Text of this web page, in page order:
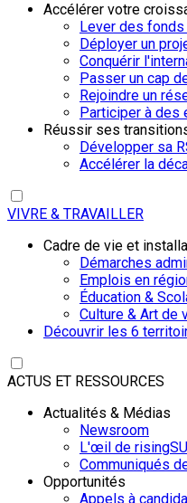
Accélérer votre
Lever des
Déployer un
Conquérir
Passer un cap
Rejoindre un
Participer à des
Réussir ses
Développer sa
Accélérer la
VIVRE & TRAVAILLER
Cadre de vie et
Démarches
Emplois en
Éducation &
Culture & Art de
Découvrir les 6
ACTUS ET RESSOURCES
Actualités & Médias
Newsroom
L'œil de
Communiqués
Opportunités
Appels à